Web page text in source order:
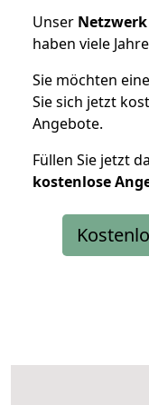
Unser Netzwerk
haben viele
Sie möchten eine
Sie sich jetzt
Angebote.
Füllen Sie jetzt
kostenlose